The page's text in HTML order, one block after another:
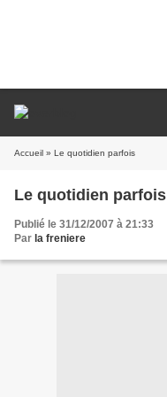
Accueil » Le quotidien parfois
Le quotidien parfois
Publié le 31/12/2007 à 21:33
Par la freniere